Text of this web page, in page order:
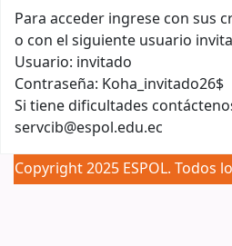
Para acceder ingrese con sus
o con el siguiente usuario
Usuario: invitado
Contraseña: Koha_invitado26$
Si tiene dificultades
servcib@espol.edu.ec
Copyright 2025 ESPOL. Todos